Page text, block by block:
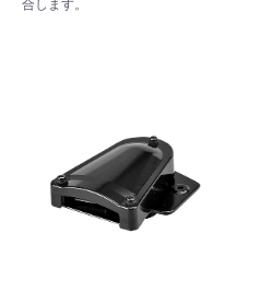
合します。